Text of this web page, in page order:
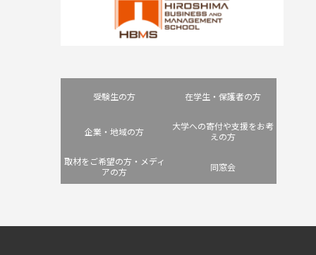
受験生の方 在学生・保護者の方
企業・地域の方
大学への寄付や支援をお考
えの方
取材をご希望の方・メディ
アの方
同窓会